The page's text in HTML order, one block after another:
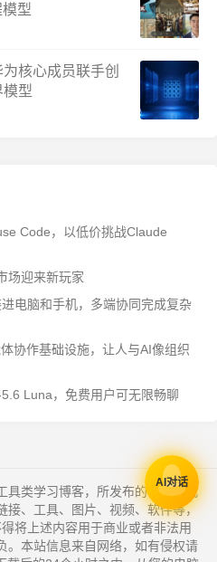
型
核心成员联手创
模型
Code，以低价挑战Claude
场迎来新玩家
电脑和手机，多端协同完成复杂
协作基础设施，让人与AI像组织
Luna，免费用户可无限畅聊
具类学习博客，所发布的一切形式
接、工具、图片、视频、软件等，
将上述内容用于商业或者非法用
。本站信息来自网络，如有侵权请
AI对话